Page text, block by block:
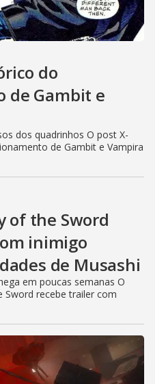
do
de Gambit e
dos quadrinhos O post X-
de Gambit e Vampira
of the Sword
inimigo
de Musashi
em poucas semanas O
Sword recebe trailer com